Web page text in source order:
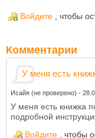
Войдите , чтобы
Комментарии
У меня есть
Исайя (не проверено) -
У меня есть книжка
подробной
Войдите
, чтобы